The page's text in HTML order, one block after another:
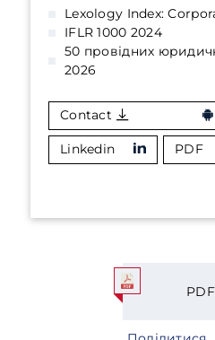
Lexology Index:
IFLR 1000 2024
50 провідних
2026
Contact
Linkedin PDF
PDF